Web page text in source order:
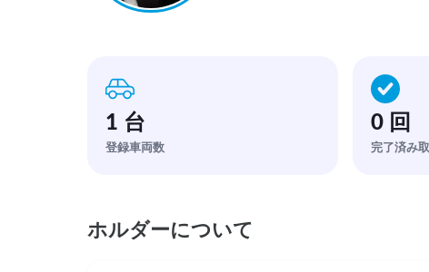
1 台
登録車両数
0 回
完了済み取
ホルダーについて